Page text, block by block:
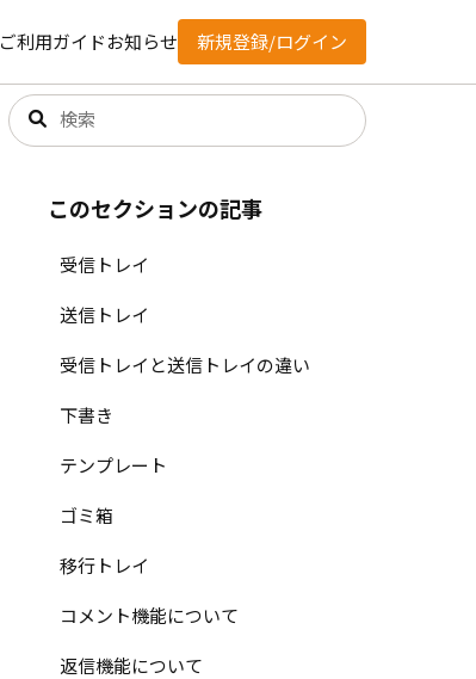
ご利用ガイドお知らせ 新規登録/ログイン
このセクションの記事
受信トレイ
送信トレイ
受信トレイと送信トレイの違い
下書き
テンプレート
ゴミ箱
移行トレイ
コメント機能について
返信機能について